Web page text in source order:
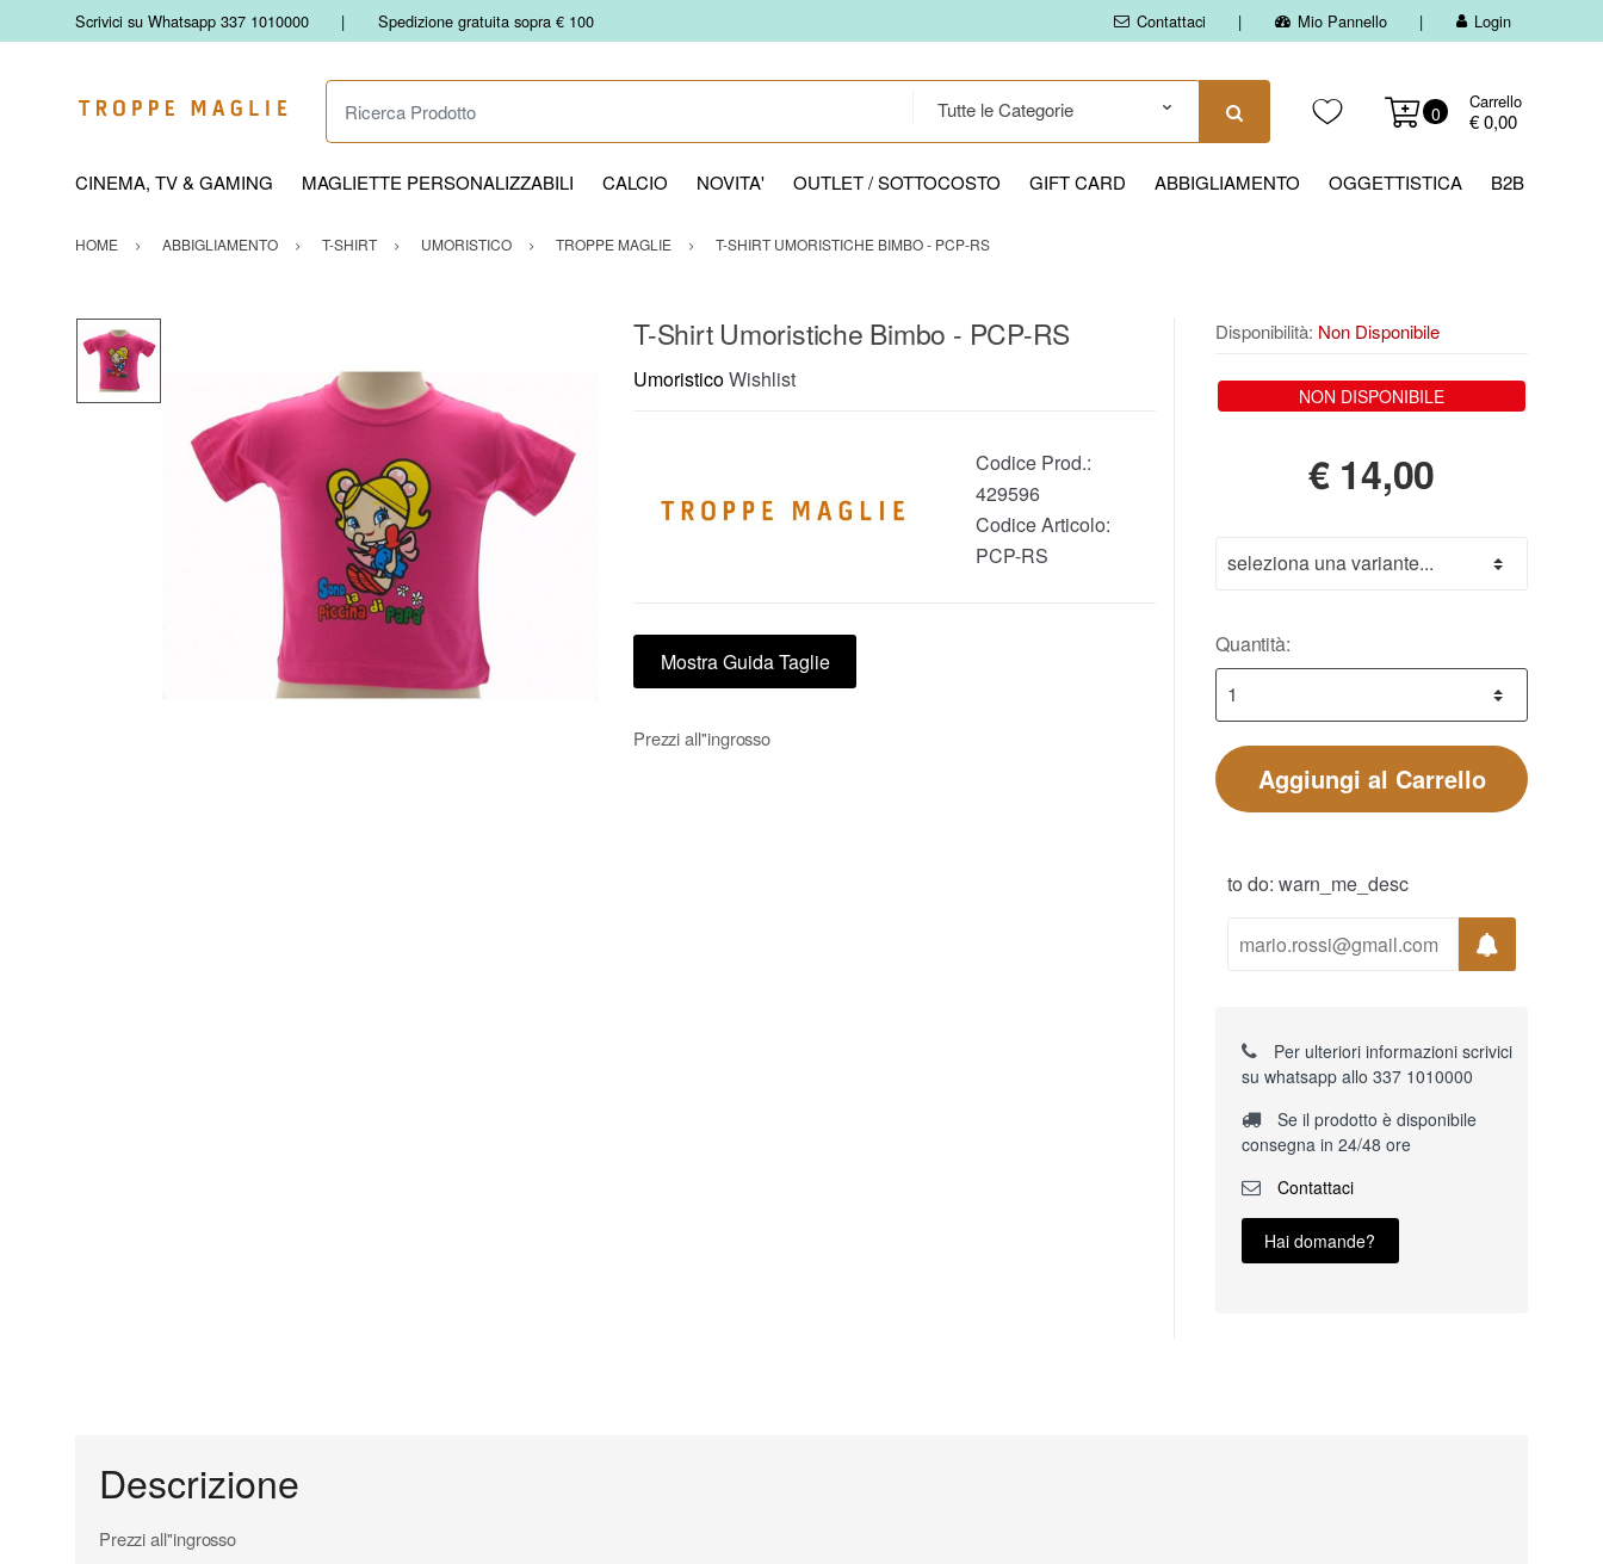
Scrivici su Whatsapp 337 1010000 Spedizione gratuita sopra € 100 Contattaci Mio Pannello Login
Ricerca Prodotto
0
Carrello
€ 0,00
CINEMA, TV & GAMING MAGLIETTE PERSONALIZZABILI CALCIO NOVITA' OUTLET / SOTTOCOSTO GIFT CARD ABBIGLIAMENTO OGGETTISTICA B2B
HOME ABBIGLIAMENTO T-SHIRT UMORISTICO TROPPE MAGLIE T-SHIRT UMORISTICHE BIMBO - PCP-RS
T-Shirt Umoristiche Bimbo - PCP-RS
UmoristicoWishlist
Codice Prod.:
429596
Codice Articolo:
PCP-RS
Mostra Guida Taglie
Prezzi all''ingrosso
Disponibilità: Non Disponibile
NON DISPONIBILE
€ 14,00
Quantità:
Aggiungi al Carrello
to do: warn_me_desc
Per ulteriori informazioni scrivici
su whatsapp allo 337 1010000
Se il prodotto è disponibile
consegna in 24/48 ore
Contattaci
Hai domande?
Descrizione
Prezzi all''ingrosso